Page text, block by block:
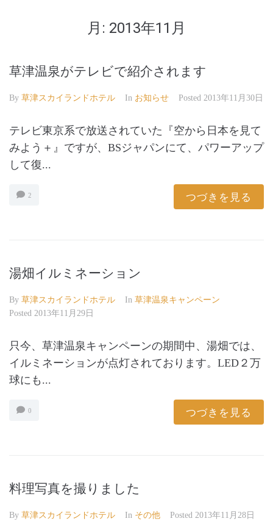
月: 2013年11月
草津温泉がテレビで紹介されます
By 草津スカイランドホテル In お知らせ Posted 2013年11月30日
テレビ東京系で放送されていた『空から日本を見て
みよう＋』ですが、BSジャパンにて、パワーアップ
して復...
2 つづきを見る
湯畑イルミネーション
By 草津スカイランドホテル In 草津温泉キャンペーン
Posted 2013年11月29日
只今、草津温泉キャンペーンの期間中、湯畑では、
イルミネーションが点灯されております。LED２万
球にも...
0 つづきを見る
料理写真を撮りました
By 草津スカイランドホテル In その他 Posted 2013年11月28日